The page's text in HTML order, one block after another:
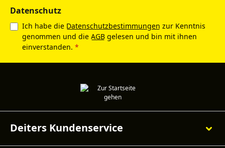
Datenschutz
Ich habe die Datenschutzbestimmungen zur Kenntnis
genommen und die AGB gelesen und bin mit ihnen
einverstanden. *
Deiters Kundenservice